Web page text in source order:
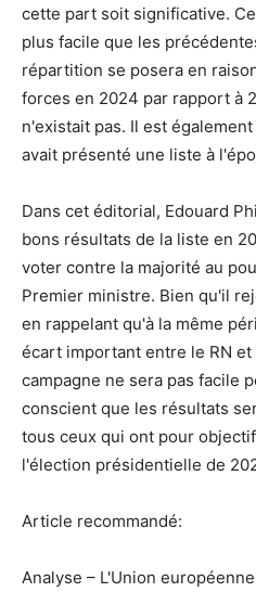
cette part soit significative.
plus facile que les
répartition se posera en
forces en 2024 par rapport à
n'existait pas. Il est
avait présenté une liste à
Dans cet éditorial, Edouard
bons résultats de la liste en
voter contre la majorité au
Premier ministre. Bien qu'il
en rappelant qu'à la même
écart important entre le RN
campagne ne sera pas facile
conscient que les résultats
tous ceux qui ont pour
l'élection présidentielle de
Article recommandé:
Analyse – L'Union